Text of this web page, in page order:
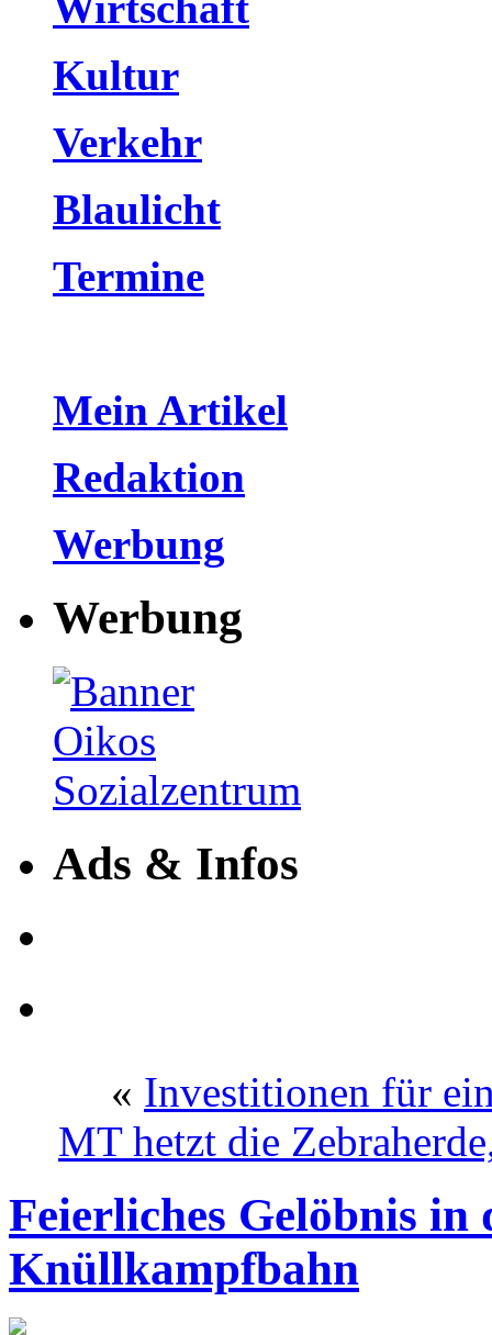
Kultur
Verkehr
Blaulicht
Termine
Mein Artikel
Redaktion
Werbung
Werbung
Ads & Infos
« Investitionen für
MT hetzt die
Feierliches Gelöbnis in
Knüllkampfbahn